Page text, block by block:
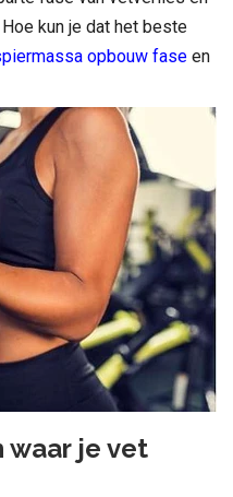
kun je dat het beste
opbouw fase en
waar je vet